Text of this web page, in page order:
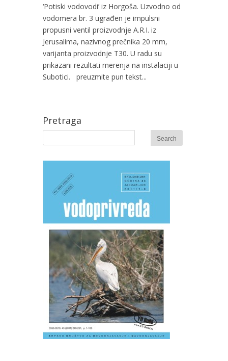
‘Potiski vodovodi’ iz Horgoša. Uzvodno od
vodomera br. 3 ugrađen je impulsni
propusni ventil proizvodnje A.R.I. iz
Jerusalima, nazivnog prečnika 20 mm,
varijanta proizvodnje T30. U radu su
prikazani rezultati merenja na instalaciji u
Subotici. preuzmite pun tekst...
Pretraga